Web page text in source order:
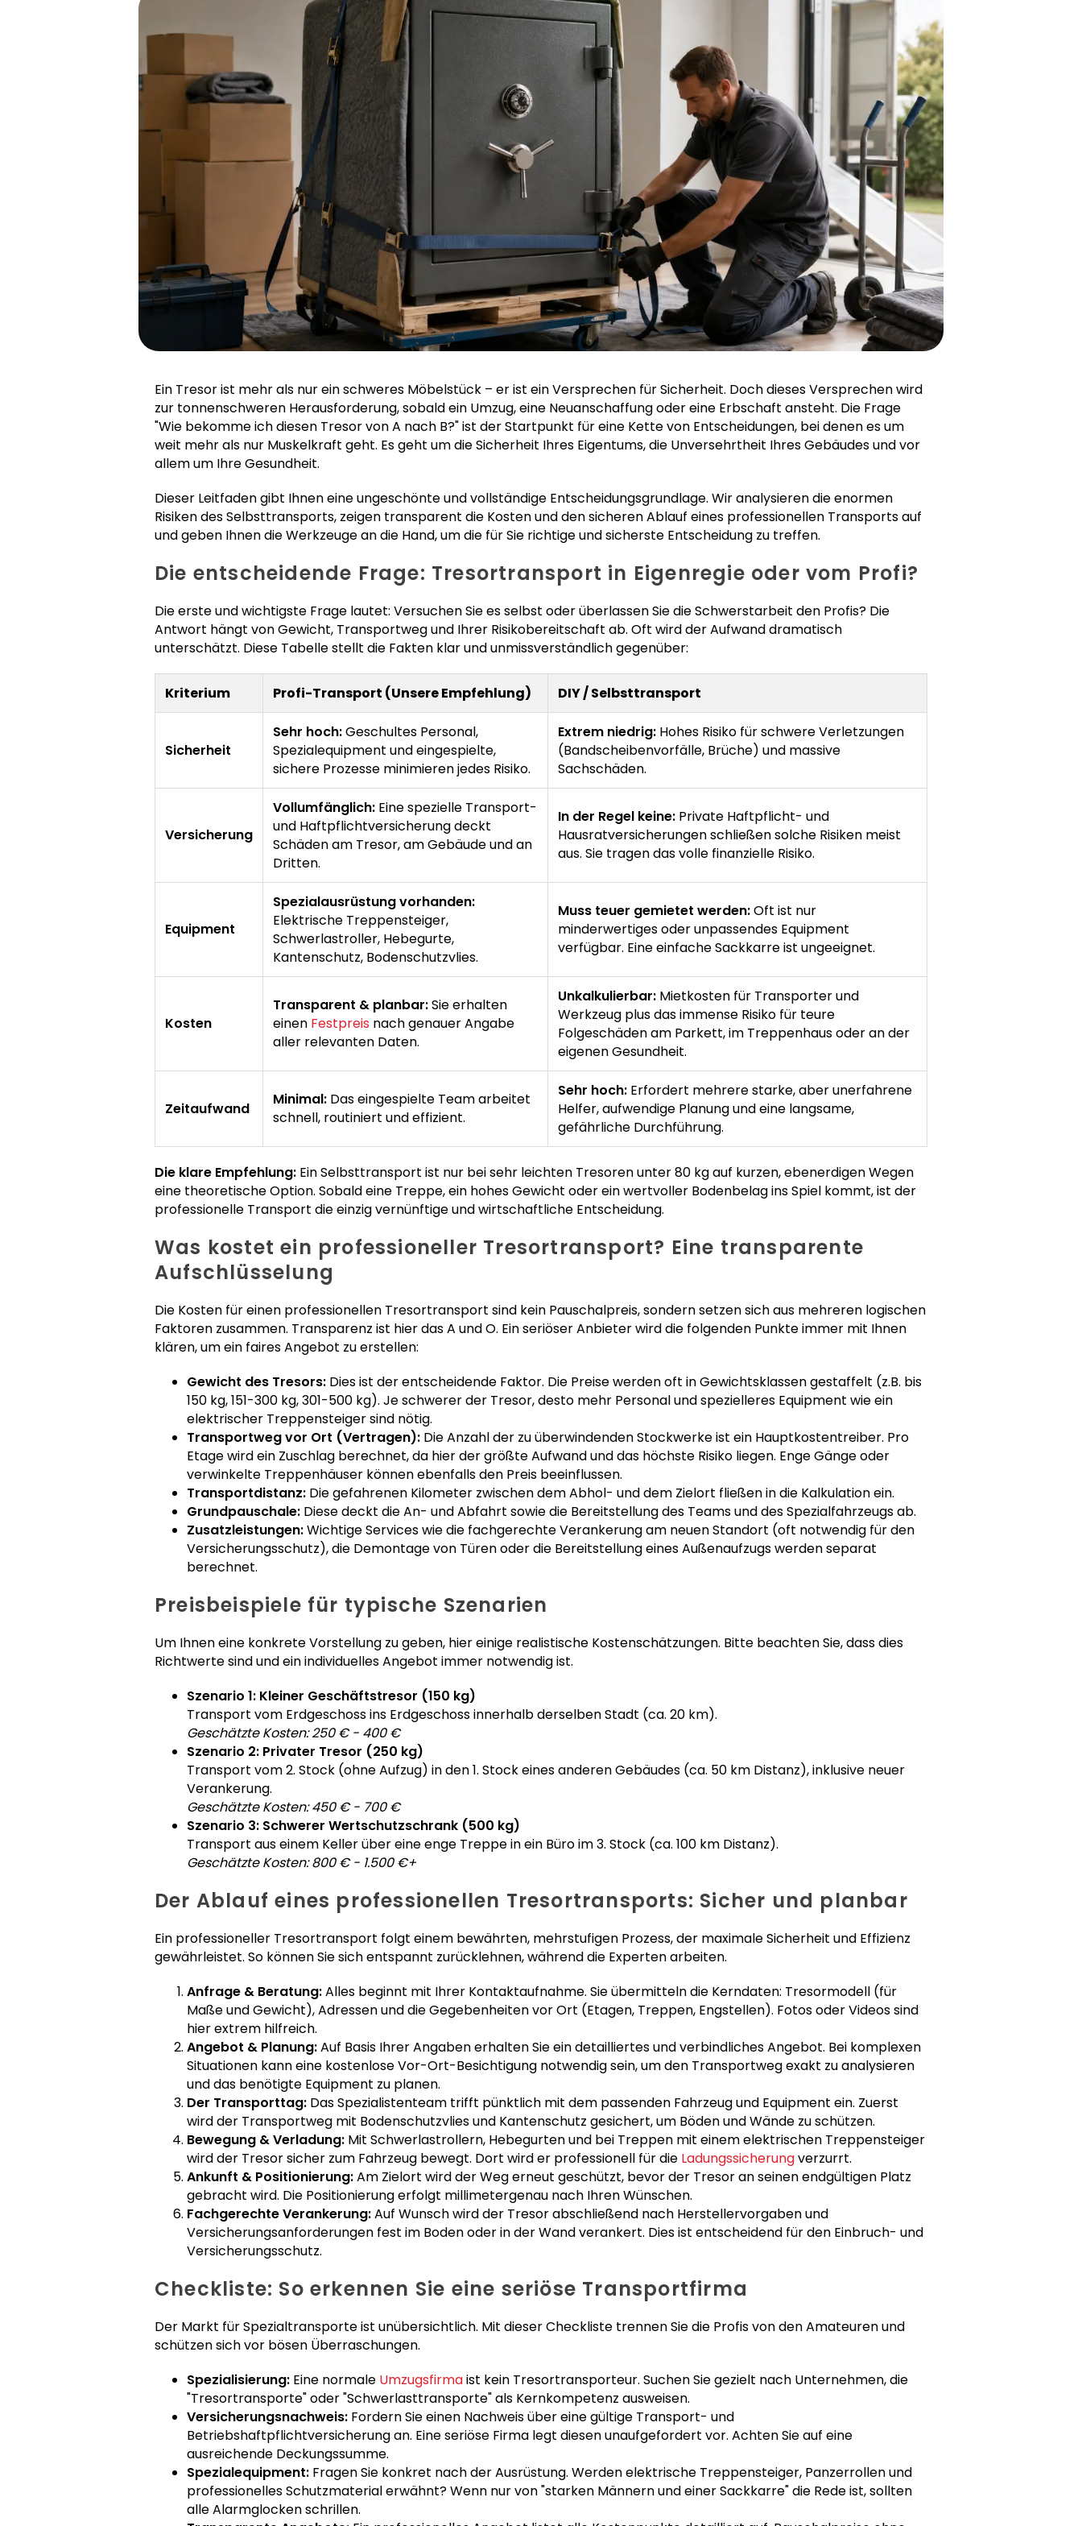
Ein Tresor ist mehr als nur ein schweres Möbelstück – er ist ein Versprechen für Sicherheit. Doch dieses Versprechen wird
zur tonnenschweren Herausforderung, sobald ein Umzug, eine Neuanschaffung oder eine Erbschaft ansteht. Die Frage
"Wie bekomme ich diesen Tresor von A nach B?" ist der Startpunkt für eine Kette von Entscheidungen, bei denen es um
weit mehr als nur Muskelkraft geht. Es geht um die Sicherheit Ihres Eigentums, die Unversehrtheit Ihres Gebäudes und vor
allem um Ihre Gesundheit.
Dieser Leitfaden gibt Ihnen eine ungeschönte und vollständige Entscheidungsgrundlage. Wir analysieren die enormen
Risiken des Selbsttransports, zeigen transparent die Kosten und den sicheren Ablauf eines professionellen Transports auf
und geben Ihnen die Werkzeuge an die Hand, um die für Sie richtige und sicherste Entscheidung zu treffen.
Die entscheidende Frage: Tresortransport in Eigenregie oder vom Profi?
Die erste und wichtigste Frage lautet: Versuchen Sie es selbst oder überlassen Sie die Schwerstarbeit den Profis? Die
Antwort hängt von Gewicht, Transportweg und Ihrer Risikobereitschaft ab. Oft wird der Aufwand dramatisch
unterschätzt. Diese Tabelle stellt die Fakten klar und unmissverständlich gegenüber:
Kriterium Profi-Transport (Unsere Empfehlung) DIY / Selbsttransport
Sicherheit
Sehr hoch:Geschultes Personal,
Spezialequipment und eingespielte,
sichere Prozesse minimieren jedes Risiko.
Extrem niedrig: Hohes Risiko für schwere Verletzungen
(Bandscheibenvorfälle, Brüche) und massive
Sachschäden.
Versicherung
Vollumfänglich: Eine spezielle Transport-
und Haftpflichtversicherung deckt
Schäden am Tresor, am Gebäude und an
Dritten.
In der Regel keine: Private Haftpflicht- und
Hausratversicherungen schließen solche Risiken meist
aus. Sie tragen das volle finanzielle Risiko.
Equipment
Spezialausrüstung vorhanden:
Elektrische Treppensteiger,
Schwerlastroller, Hebegurte,
Kantenschutz, Bodenschutzvlies.
Muss teuer gemietet werden:Oft ist nur
minderwertiges oder unpassendes Equipment
verfügbar. Eine einfache Sackkarre ist ungeeignet.
Kosten
Transparent & planbar:Sie erhalten
einen Festpreis nach genauer Angabe
aller relevanten Daten.
Unkalkulierbar: Mietkosten für Transporter und
Werkzeug plus das immense Risiko für teure
Folgeschäden am Parkett, im Treppenhaus oder an der
eigenen Gesundheit.
Zeitaufwand
Minimal: Das eingespielte Team arbeitet
schnell, routiniert und effizient.
Sehr hoch: Erfordert mehrere starke, aber unerfahrene
Helfer, aufwendige Planung und eine langsame,
gefährliche Durchführung.
Die klare Empfehlung: Ein Selbsttransport ist nur bei sehr leichten Tresoren unter 80 kg auf kurzen, ebenerdigen Wegen
eine theoretische Option. Sobald eine Treppe, ein hohes Gewicht oder ein wertvoller Bodenbelag ins Spiel kommt, ist der
professionelle Transport die einzig vernünftige und wirtschaftliche Entscheidung.
Was kostet ein professioneller Tresortransport? Eine transparente
Aufschlüsselung
Die Kosten für einen professionellen Tresortransport sind kein Pauschalpreis, sondern setzen sich aus mehreren logischen
Faktoren zusammen. Transparenz ist hier das A und O. Ein seriöser Anbieter wird die folgenden Punkte immer mit Ihnen
klären, um ein faires Angebot zu erstellen:
Gewicht des Tresors: Dies ist der entscheidende Faktor. Die Preise werden oft in Gewichtsklassen gestaffelt (z.B. bis
150 kg, 151-300 kg, 301-500 kg). Je schwerer der Tresor, desto mehr Personal und spezielleres Equipment wie ein
elektrischer Treppensteiger sind nötig.
Transportweg vor Ort (Vertragen): Die Anzahl der zu überwindenden Stockwerke ist ein Hauptkostentreiber. Pro
Etage wird ein Zuschlag berechnet, da hier der größte Aufwand und das höchste Risiko liegen. Enge Gänge oder
verwinkelte Treppenhäuser können ebenfalls den Preis beeinflussen.
Transportdistanz: Die gefahrenen Kilometer zwischen dem Abhol- und dem Zielort fließen in die Kalkulation ein.
Grundpauschale: Diese deckt die An- und Abfahrt sowie die Bereitstellung des Teams und des Spezialfahrzeugs ab.
Zusatzleistungen:Wichtige Services wie die fachgerechte Verankerung am neuen Standort (oft notwendig für den
Versicherungsschutz), die Demontage von Türen oder die Bereitstellung eines Außenaufzugs werden separat
berechnet.
Preisbeispiele für typische Szenarien
Um Ihnen eine konkrete Vorstellung zu geben, hier einige realistische Kostenschätzungen. Bitte beachten Sie, dass dies
Richtwerte sind und ein individuelles Angebot immer notwendig ist.
Szenario 1: Kleiner Geschäftstresor (150 kg)
Transport vom Erdgeschoss ins Erdgeschoss innerhalb derselben Stadt (ca. 20 km).
Geschätzte Kosten: 250 € - 400 €
Szenario 2: Privater Tresor (250 kg)
Transport vom 2. Stock (ohne Aufzug) in den 1. Stock eines anderen Gebäudes (ca. 50 km Distanz), inklusive neuer
Verankerung.
Geschätzte Kosten: 450 € - 700 €
Szenario 3: Schwerer Wertschutzschrank (500 kg)
Transport aus einem Keller über eine enge Treppe in ein Büro im 3. Stock (ca. 100 km Distanz).
Geschätzte Kosten: 800 € - 1.500 €+
Der Ablauf eines professionellen Tresortransports: Sicher und planbar
Ein professioneller Tresortransport folgt einem bewährten, mehrstufigen Prozess, der maximale Sicherheit und Effizienz
gewährleistet. So können Sie sich entspannt zurücklehnen, während die Experten arbeiten.
Anfrage & Beratung:Alles beginnt mit Ihrer Kontaktaufnahme. Sie übermitteln die Kerndaten: Tresormodell (für
Maße und Gewicht), Adressen und die Gegebenheiten vor Ort (Etagen, Treppen, Engstellen). Fotos oder Videos sind
hier extrem hilfreich.
Angebot & Planung:Auf Basis Ihrer Angaben erhalten Sie ein detailliertes und verbindliches Angebot. Bei komplexen
Situationen kann eine kostenlose Vor-Ort-Besichtigung notwendig sein, um den Transportweg exakt zu analysieren
und das benötigte Equipment zu planen.
Der Transporttag: Das Spezialistenteam trifft pünktlich mit dem passenden Fahrzeug und Equipment ein. Zuerst
wird der Transportweg mit Bodenschutzvlies und Kantenschutz gesichert, um Böden und Wände zu schützen.
Bewegung & Verladung: Mit Schwerlastrollern, Hebegurten und bei Treppen mit einem elektrischen Treppensteiger
wird der Tresor sicher zum Fahrzeug bewegt. Dort wird er professionell für die Ladungssicherungverzurrt.
Ankunft & Positionierung:Am Zielort wird der Weg erneut geschützt, bevor der Tresor an seinen endgültigen Platz
gebracht wird. Die Positionierung erfolgt millimetergenau nach Ihren Wünschen.
Fachgerechte Verankerung:Auf Wunsch wird der Tresor abschließend nach Herstellervorgaben und
Versicherungsanforderungen fest im Boden oder in der Wand verankert. Dies ist entscheidend für den Einbruch- und
Versicherungsschutz.
Checkliste: So erkennen Sie eine seriöse Transportfirma
Der Markt für Spezialtransporte ist unübersichtlich. Mit dieser Checkliste trennen Sie die Profis von den Amateuren und
schützen sich vor bösen Überraschungen.
Spezialisierung: Eine normale Umzugsfirmaist kein Tresortransporteur. Suchen Sie gezielt nach Unternehmen, die
"Tresortransporte" oder "Schwerlasttransporte" als Kernkompetenz ausweisen.
Versicherungsnachweis: Fordern Sie einen Nachweis über eine gültige Transport- und
Betriebshaftpflichtversicherung an. Eine seriöse Firma legt diesen unaufgefordert vor. Achten Sie auf eine
ausreichende Deckungssumme.
Spezialequipment: Fragen Sie konkret nach der Ausrüstung. Werden elektrische Treppensteiger, Panzerrollen und
professionelles Schutzmaterial erwähnt? Wenn nur von "starken Männern und einer Sackkarre" die Rede ist, sollten
alle Alarmglocken schrillen.